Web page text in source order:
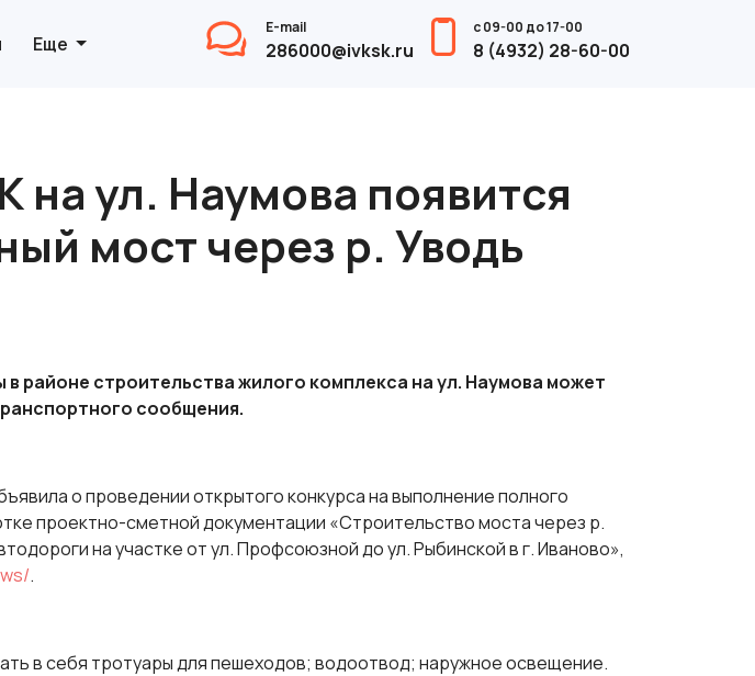
Еще
E-mail
286000@ivksk.ru
с 09-00 до 17-00
8 (4932) 28-60-00
ул. Наумова появится
мост через р. Уводь
районе строительства жилого комплекса на ул. Наумова может
сообщения.
о проведении открытого конкурса на выполнение полного
проектно-сметной документации «Строительство моста через р.
на участке от ул. Профсоюзной до ул. Рыбинской в г. Иваново»,
.
в себя тротуары для пешеходов; водоотвод; наружное освещение.